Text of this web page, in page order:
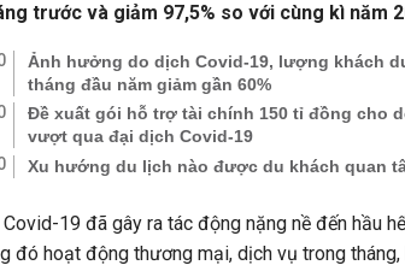
trước và giảm 97,5% so với cùng kì năm
Ảnh hưởng do dịch Covid-19, lượng khách
tháng đầu năm giảm gần 60%
Đề xuất gói hỗ trợ tài chính 150 tỉ đồng cho
vượt qua đại dịch Covid-19
Xu hướng du lịch nào được du khách quan
Covid-19 đã gây ra tác động nặng nề đến hầu
đó hoạt động thương mại, dịch vụ trong